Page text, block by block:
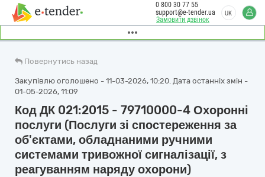
Замовити дзвінок
0 800 30 77 55
support@e-tender.ua
UK
Повернутись назад
Закупівлю оголошено - 11-03-2026, 10:20. Дата останніх змін -
01-05-2026, 11:09
Код ДК 021:2015 - 79710000-4 Охоронні
послуги (Послуги зі спостереження за
об'єктами, обладнаними ручними
системами тривожної сигналізації, з
реагуванням наряду охорони)